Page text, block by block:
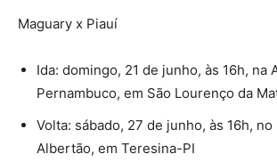
Maguary x Piauí
Ida: domingo, 21 de junho, às 16h, na
Pernambuco, em São Lourenço da
Volta: sábado, 27 de junho, às 16h, no
Albertão, em Teresina-PI